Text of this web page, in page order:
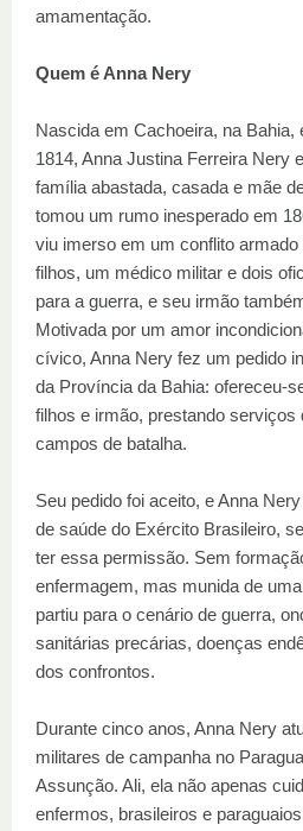
amamentação.
Quem é Anna Nery
Nascida em Cachoeira, na Bahia,
1814, Anna Justina Ferreira Nery
família abastada, casada e mãe
tomou um rumo inesperado em
viu imerso em um conflito
filhos, um médico militar e dois
para a guerra, e seu irmão
Motivada por um amor
cívico, Anna Nery fez um pedido
da Província da Bahia: ofereceu-
filhos e irmão, prestando serviços
campos de batalha.
Seu pedido foi aceito, e Anna
de saúde do Exército Brasileiro,
ter essa permissão. Sem
enfermagem, mas munida de
partiu para o cenário de guerra,
sanitárias precárias, doenças
dos confrontos.
Durante cinco anos, Anna Nery
militares de campanha no
Assunção. Ali, ela não apenas
enfermos, brasileiros e